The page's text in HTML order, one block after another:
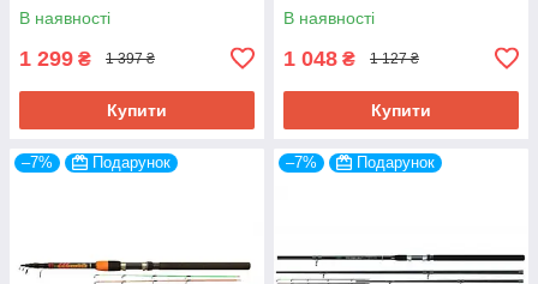
В наявності
1 299 ₴ 1 397 ₴
Купити
В наявності
1 048 ₴ 1 127 ₴
Купити
–7% Подарунок –7% Подарунок